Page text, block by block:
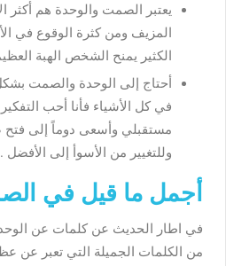
يعتبر الصمت والوحدة هم أكثر
المزيف ومن كثرة الوقوع في
الكثير يمنح الشخص الهبة
أحتاج إلى الوحدة والصمت
في كل الأشياء فأنا أحب
مستقبلي وأسعى دوماً إلى
وللتغيير من الأسوأ إلى الأفضل .
أجمل ما قيل في
في اطار الحديث عن كلمات عن
من الكلمات الجميلة التي تعبر عن